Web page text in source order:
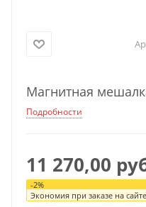
Магнитная
Подробности
11 270,00
-2%
Экономия при заказе на сайте